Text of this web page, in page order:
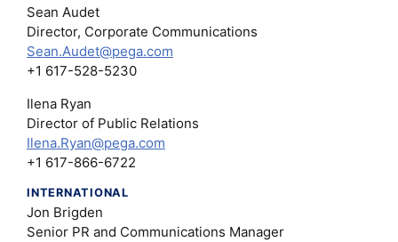
Sean Audet
Director, Corporate Communications
Sean.Audet@pega.com
+1 617-528-5230
Ilena Ryan
Director of Public Relations
Ilena.Ryan@pega.com
+1 617-866-6722
INTERNATIONAL
Jon Brigden
Senior PR and Communications Manager